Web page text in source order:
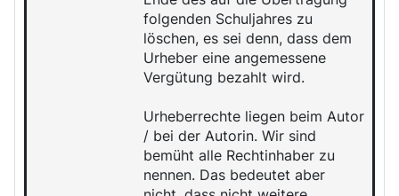
folgenden Schuljahres zu
löschen, es sei denn, dass dem
Urheber eine angemessene
Vergütung bezahlt wird.
Urheberrechte liegen beim Autor
/ bei der Autorin. Wir sind
bemüht alle Rechtinhaber zu
nennen. Das bedeutet aber